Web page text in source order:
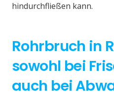
hindurchfließen kann.
Rohrbruch in
sowohl bei
auch bei